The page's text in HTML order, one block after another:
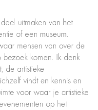
uitmaken van het
of een museum.
mensen van over de
komen. Ik denk
de artistieke
vindt en kennis en
voor waar je artistieke
op het